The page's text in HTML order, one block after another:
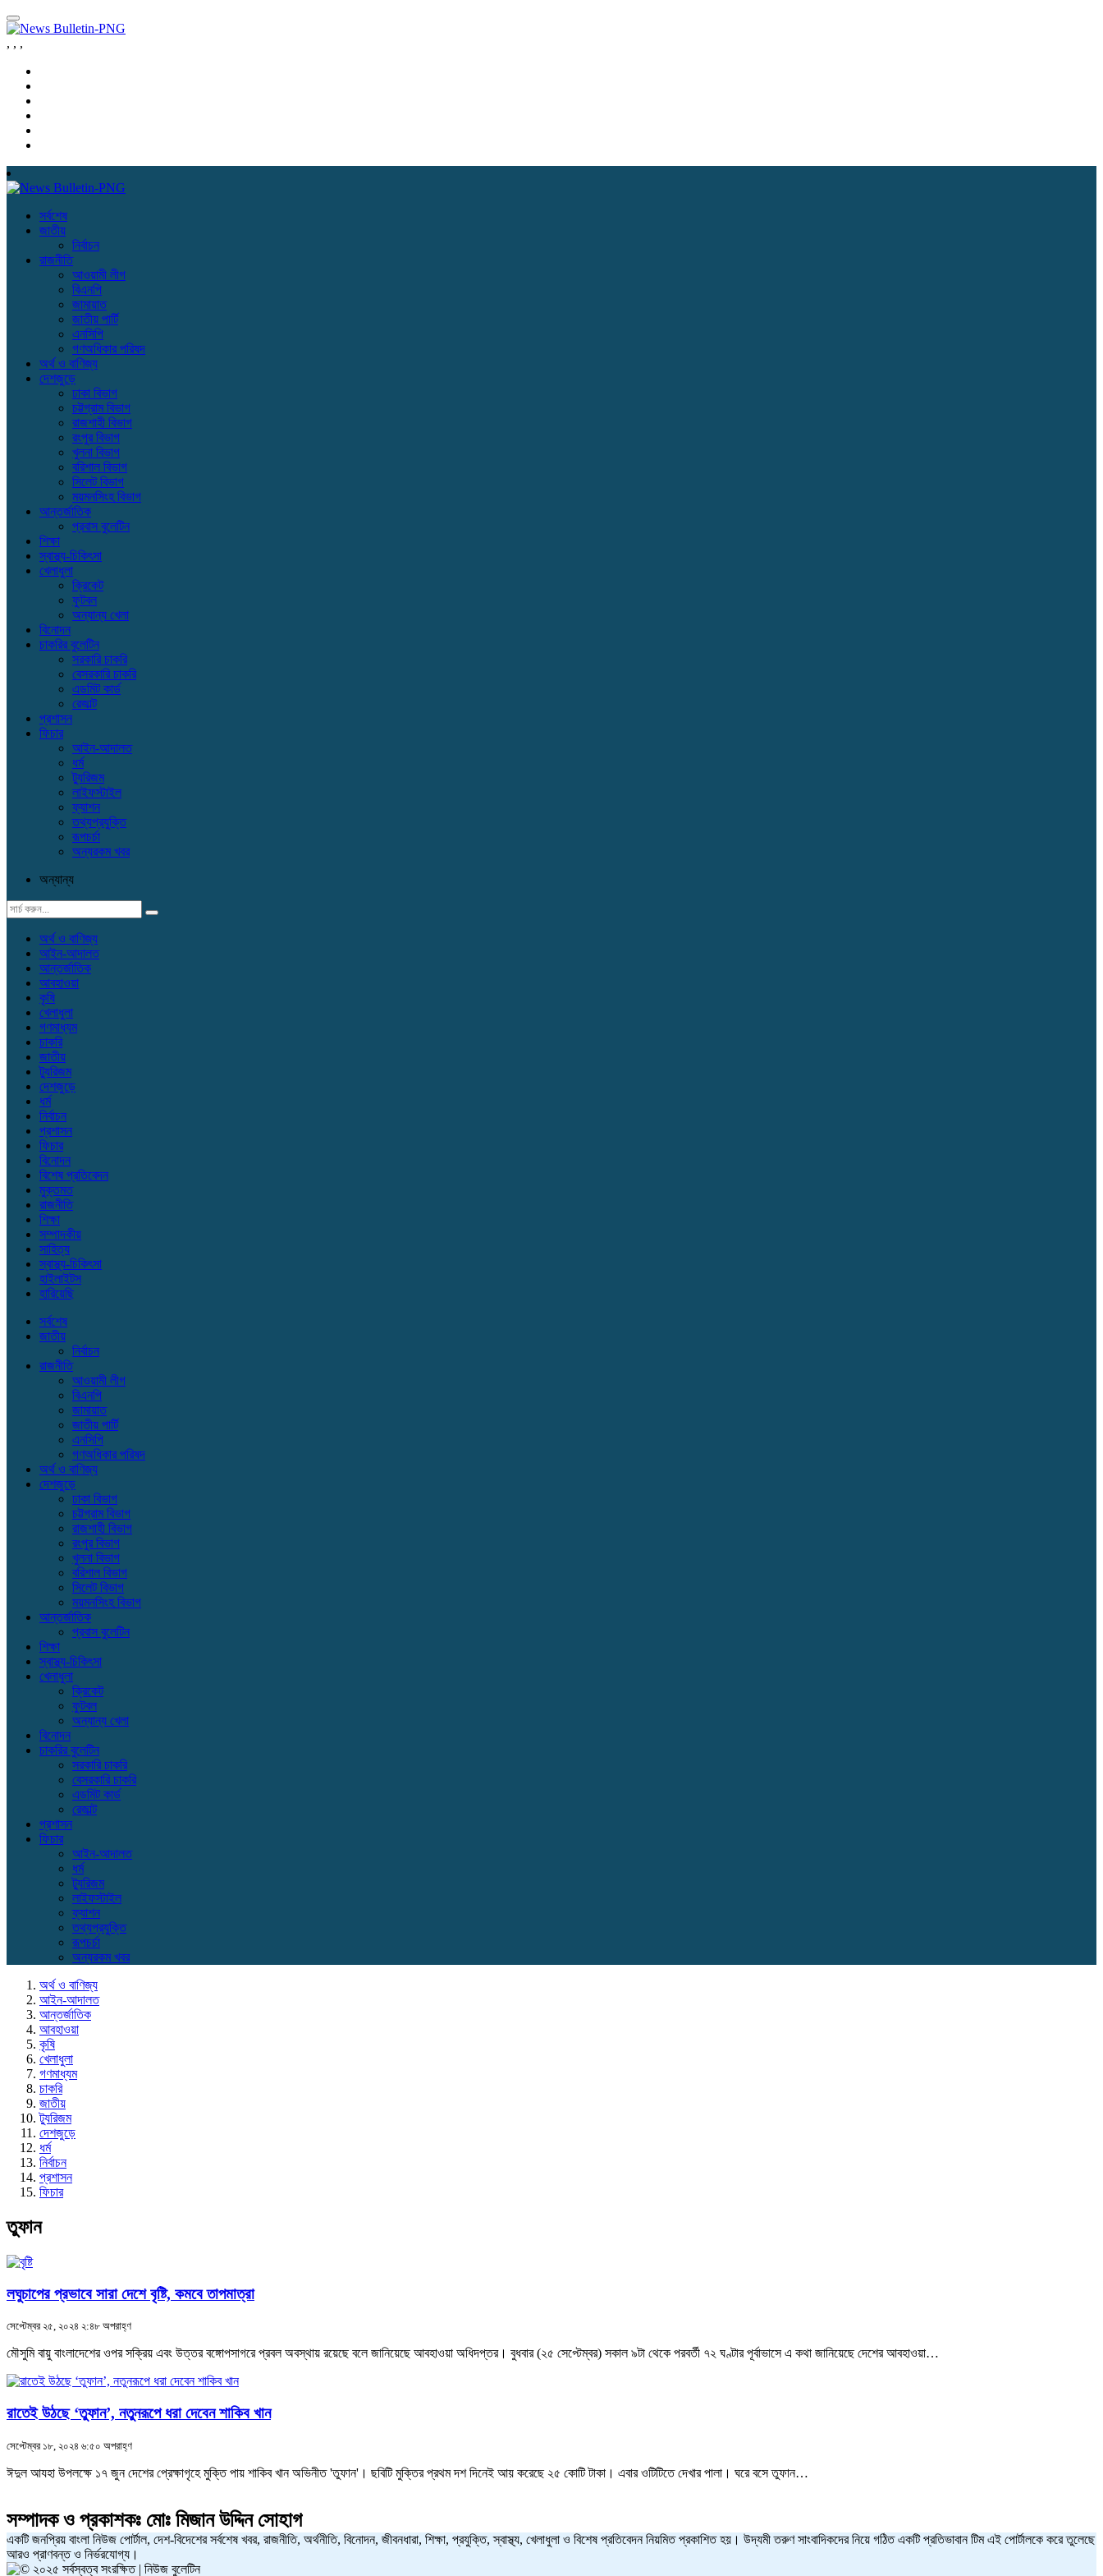
, , ,
সর্বশেষ
জাতীয়
নির্বাচন
রাজনীতি
আওয়ামী লীগ
বিএনপি
জামায়াত
জাতীয় পার্টি
এনসিপি
গণঅধিকার পরিষদ
অর্থ ও বাণিজ্য
দেশজুড়ে
ঢাকা বিভাগ
চট্টগ্রাম বিভাগ
রাজশাহী বিভাগ
রংপুর বিভাগ
খুলনা বিভাগ
বরিশাল বিভাগ
সিলেট বিভাগ
ময়মনসিংহ বিভাগ
আন্তর্জাতিক
প্রবাস বুলেটিন
শিক্ষা
স্বাস্থ্য-চিকিৎসা
খেলাধুলা
ক্রিকেট
ফুটবল
অন্যান্য খেলা
বিনোদন
চাকরির বুলেটিন
সরকারি চাকরি
বেসরকারি চাকরি
এডমিট কার্ড
রেজাল্ট
প্রশাসন
ফিচার
আইন-আদালত
ধর্ম
ট্যুরিজম
লাইফস্টাইল
ফ্যাশন
তথ্যপ্রযুক্তি
রূপচর্চা
অন্যরকম খবর
অন্যান্য
অর্থ ও বাণিজ্য
আইন-আদালত
আন্তর্জাতিক
আবহাওয়া
কৃষি
খেলাধুলা
গণমাধ্যম
চাকরি
জাতীয়
ট্যুরিজম
দেশজুড়ে
ধর্ম
নির্বাচন
প্রশাসন
ফিচার
বিনোদন
বিশেষ প্রতিবেদন
মুক্তমত
রাজনীতি
শিক্ষা
সম্পাদকীয়
সাহিত্য
স্বাস্থ্য-চিকিৎসা
হাইলাইটস
হারিয়েছি
সর্বশেষ
জাতীয়
নির্বাচন
রাজনীতি
আওয়ামী লীগ
বিএনপি
জামায়াত
জাতীয় পার্টি
এনসিপি
গণঅধিকার পরিষদ
অর্থ ও বাণিজ্য
দেশজুড়ে
ঢাকা বিভাগ
চট্টগ্রাম বিভাগ
রাজশাহী বিভাগ
রংপুর বিভাগ
খুলনা বিভাগ
বরিশাল বিভাগ
সিলেট বিভাগ
ময়মনসিংহ বিভাগ
আন্তর্জাতিক
প্রবাস বুলেটিন
শিক্ষা
স্বাস্থ্য-চিকিৎসা
খেলাধুলা
ক্রিকেট
ফুটবল
অন্যান্য খেলা
বিনোদন
চাকরির বুলেটিন
সরকারি চাকরি
বেসরকারি চাকরি
এডমিট কার্ড
রেজাল্ট
প্রশাসন
ফিচার
আইন-আদালত
ধর্ম
ট্যুরিজম
লাইফস্টাইল
ফ্যাশন
তথ্যপ্রযুক্তি
রূপচর্চা
অন্যরকম খবর
অর্থ ও বাণিজ্য
আইন-আদালত
আন্তর্জাতিক
আবহাওয়া
কৃষি
খেলাধুলা
গণমাধ্যম
চাকরি
জাতীয়
ট্যুরিজম
দেশজুড়ে
ধর্ম
নির্বাচন
প্রশাসন
ফিচার
তুফান
লঘুচাপের প্রভাবে সারা দেশে বৃষ্টি, কমবে তাপমাত্রা
সেপ্টেম্বর ২৫, ২০২৪ ২:৪৮ অপরাহ্ণ
মৌসুমি বায়ু বাংলাদেশের ওপর সক্রিয় এবং উত্তর বঙ্গোপসাগরে প্রবল অবস্থায় রয়েছে বলে জানিয়েছে আবহাওয়া অধিদপ্তর। বুধবার (২৫ সেপ্টেম্বর) সকাল ৯টা থেকে পরবর্তী ৭২ ঘণ্টার পূর্বাভাসে এ কথা জানিয়েছে দেশের আবহাওয়া…
রাতেই উঠছে ‘তুফান’, নতুনরূপে ধরা দেবেন শাকিব খান
সেপ্টেম্বর ১৮, ২০২৪ ৬:৫০ অপরাহ্ণ
ঈদুল আযহা উপলক্ষে ১৭ জুন দেশের প্রেক্ষাগৃহে মুক্তি পায় শাকিব খান অভিনীত 'তুফান'। ছবিটি মুক্তির প্রথম দশ দিনেই আয় করেছে ২৫ কোটি টাকা। এবার ওটিটিতে দেখার পালা। ঘরে বসে তুফান…
সম্পাদক ও প্রকাশকঃ মোঃ মিজান উদ্দিন সোহাগ
একটি জনপ্রিয় বাংলা নিউজ পোর্টাল, দেশ-বিদেশের সর্বশেষ খবর, রাজনীতি, অর্থনীতি, বিনোদন, জীবনধারা, শিক্ষা, প্রযুক্তি, স্বাস্থ্য, খেলাধুলা ও বিশেষ প্রতিবেদন নিয়মিত প্রকাশিত হয়। উদ্যমী তরুণ সাংবাদিকদের নিয়ে গঠিত একটি প্রতিভাবান টিম এই পোর্টালকে করে তুলেছে
আরও প্রাণবন্ত ও নির্ভরযোগ্য।